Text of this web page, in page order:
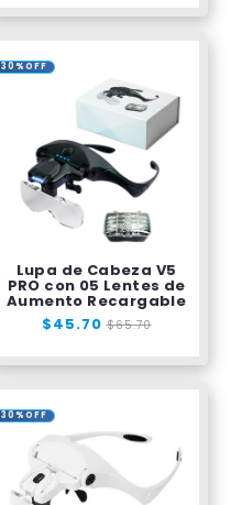
oferta
30%OFF
Lupa de Cabeza V5
PRO con 05 Lentes de
Aumento Recargable
Precio
$45.70 Precio
oferta
$65.70
30%OFF